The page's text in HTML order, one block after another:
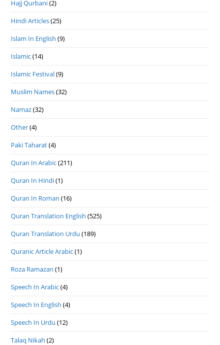
Hajj Qurbani(2)
Hindi Articles(25)
Islam In English (9)
Islamic(14)
Islamic Festival(9)
Muslim Names(32)
Namaz(32)
Other(4)
Paki Taharat(4)
Quran In Arabic(211)
Quran In Hindi(1)
Quran In Roman (16)
Quran Translation English (525)
Quran Translation Urdu (189)
Quranic Article Arabic(1)
Roza Ramazan (1)
Speech In Arabic(4)
Speech In English (4)
Speech In Urdu (12)
Talaq Nikah (2)